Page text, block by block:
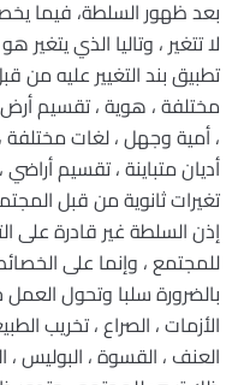
بعد ظهور السلطة، فيما
لا تتغير ، وتاليا الذي يتغير
تطبيق بند التغيير عليه من
مختلفة ، هوية ، تقسيم أرض
، أمية وجهل ، لغات مختلفة
أديان متباينة ، تقسيم
تغيرات ثانوية من قبل
إذن السلطة غير قادرة على
للمجتمع ، وإنما على
بالضرورة سلبا وتحول العمل
الأزمات ، الصراع ، تخريب
العنف ، القسوة ،